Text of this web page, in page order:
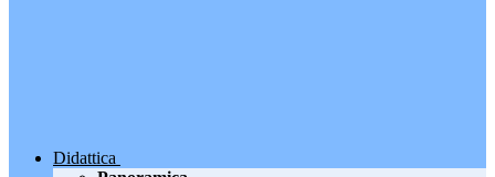
Didattica